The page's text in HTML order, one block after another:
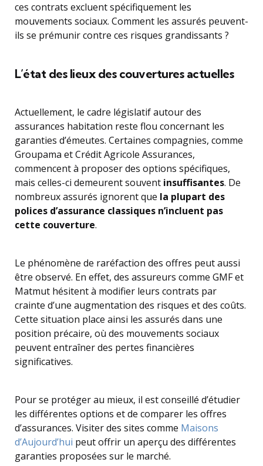
ces contrats excluent spécifiquement les
mouvements sociaux. Comment les assurés peuvent-
ils se prémunir contre ces risques grandissants ?
L’état des lieux des couvertures actuelles
Actuellement, le cadre législatif autour des
assurances habitation reste flou concernant les
garanties d’émeutes. Certaines compagnies, comme
Groupama et Crédit Agricole Assurances,
commencent à proposer des options spécifiques,
mais celles-ci demeurent souvent insuffisantes. De
nombreux assurés ignorent que la plupart des
polices d’assurance classiques n’incluent pas
cette couverture.
Le phénomène de raréfaction des offres peut aussi
être observé. En effet, des assureurs comme GMF et
Matmut hésitent à modifier leurs contrats par
crainte d’une augmentation des risques et des coûts.
Cette situation place ainsi les assurés dans une
position précaire, où des mouvements sociaux
peuvent entraîner des pertes financières
significatives.
Pour se protéger au mieux, il est conseillé d’étudier
les différentes options et de comparer les offres
d’assurances. Visiter des sites comme Maisons
d’Aujourd’hui peut offrir un aperçu des différentes
garanties proposées sur le marché.